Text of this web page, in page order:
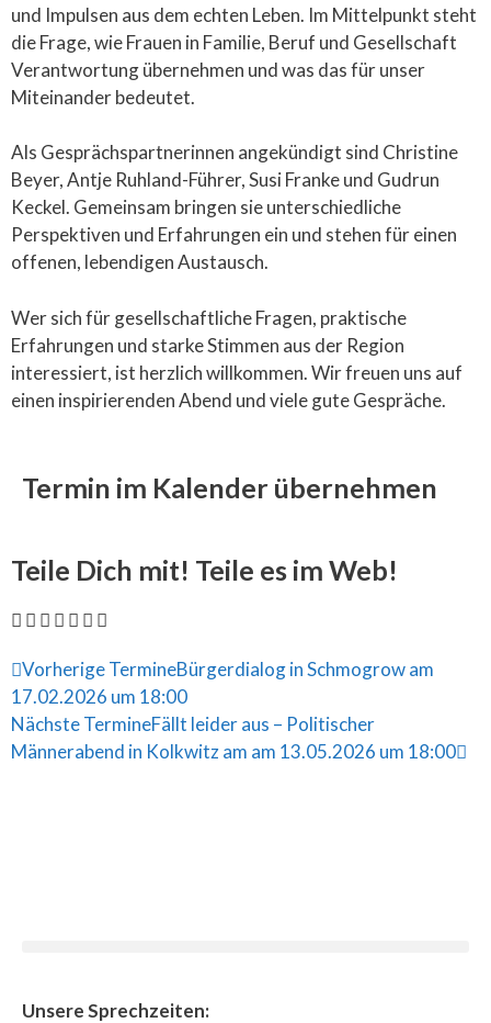
und Impulsen aus dem echten Leben. Im Mittelpunkt steht
die Frage, wie Frauen in Familie, Beruf und Gesellschaft
Verantwortung übernehmen und was das für unser
Miteinander bedeutet.
Als Gesprächspartnerinnen angekündigt sind Christine
Beyer, Antje Ruhland-Führer, Susi Franke und Gudrun
Keckel. Gemeinsam bringen sie unterschiedliche
Perspektiven und Erfahrungen ein und stehen für einen
offenen, lebendigen Austausch.
Wer sich für gesellschaftliche Fragen, praktische
Erfahrungen und starke Stimmen aus der Region
interessiert, ist herzlich willkommen. Wir freuen uns auf
einen inspirierenden Abend und viele gute Gespräche.
Termin im Kalender übernehmen
Teile Dich mit! Teile es im Web!
Vorherige TermineBürgerdialog in Schmogrow am
17.02.2026 um 18:00
Nächste TermineFällt leider aus – Politischer
Männerabend in Kolkwitz am am 13.05.2026 um 18:00
Unsere Sprechzeiten: